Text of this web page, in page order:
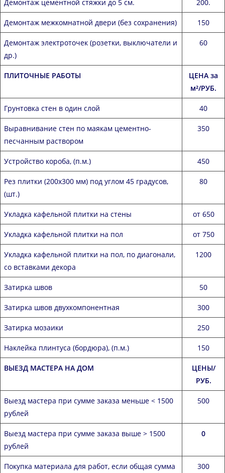
Демонтаж цементной стяжки до 5 см. 200.
Демонтаж межкомнатной двери (без сохранения) 150
Демонтаж электроточек (розетки, выключатели и
др.)
60
ПЛИТОЧНЫЕ РАБОТЫ
ЦЕНА за
м²/РУБ.
Грунтовка стен в один слой 40
Выравнивание стен по маякам цементно-
песчанным раствором
350
Устройство короба, (п.м.) 450
Рез плитки (200х300 мм) под углом 45 градусов,
(шт.)
80
Укладка кафельной плитки на стены от 650
Укладка кафельной плитки на пол от 750
Укладка кафельной плитки на пол, по диагонали,
со вставками декора
1200
Затирка швов 50
Затирка швов двухкомпонентная 300
Затирка мозаики 250
Наклейка плинтуса (бордюра), (п.м.) 150
ВЫЕЗД МАСТЕРА НА ДОМ
ЦЕНЫ/
РУБ.
Выезд мастера при сумме заказа меньше < 1500
рублей
500
Выезд мастера при сумме заказа выше > 1500
рублей
0
Покупка материала для работ, если общая сумма
300